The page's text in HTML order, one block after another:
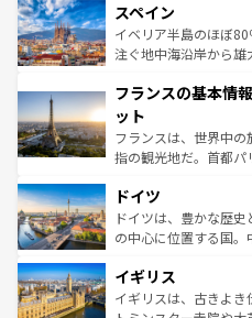
ろん、トスカーナの美
景など、自然景観も
ピザやパスタなど、絶
ませてくれるイタリア
なお、新着のイタリア
しい。
スペイン
イベリア半島のほぼ
注ぐ地中海沿岸から雄
文化が根付くこの国で
れる闘牛、そして美味
る。首都マドリード
アートに溢れた街角か
せる。地方によって風
ンテンツ一覧を参照し
フランスの基本情
ット
フランスは、世界中
指の観光地だ。首都パ
で、幅広い魅力が詰ま
聖堂、美しいビーチ
から魅了する。また
いる。シャンパンの発
香り高いラベンダー
ドイツ
ドイツは、豊かな歴
の中心に位置する国
顔を持つこの国は、ど
ルリンの文化的活気
イギリス
イギリスは、古きよ